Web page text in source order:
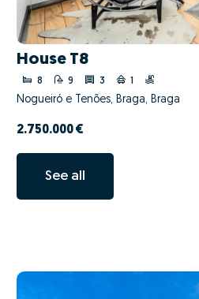
House T8
8 9 3 1
Nogueiró e Tenões, Braga, Braga
2.750.000 €
See all